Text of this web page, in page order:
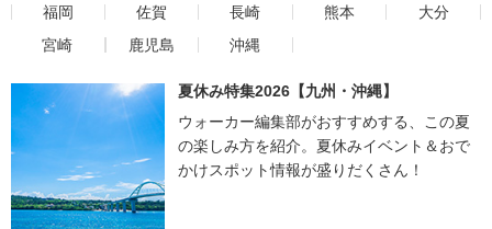
福岡
佐賀 長崎 熊本
大分
宮崎
鹿児島 沖縄
夏休み特集2026【九州・沖縄】
ウォーカー編集部がおすすめする、この夏
の楽しみ方を紹介。夏休みイベント＆おで
かけスポット情報が盛りだくさん！